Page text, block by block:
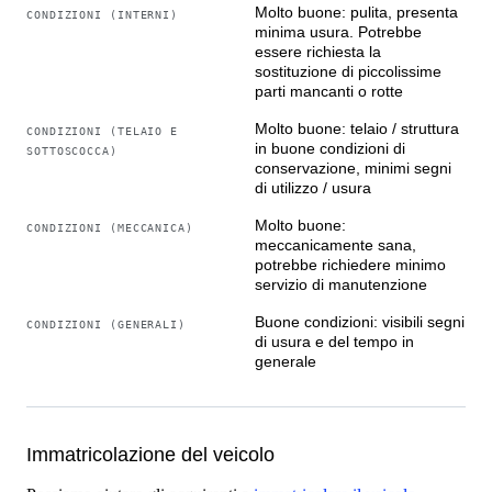
porte, cofano e bagagliaio si aprono e chiudono con
grande accuratezza. Ciò conferma sia gli standard
elevati che Alfredo Vignale imponeva agli artigiani delle
sue carrozzerie sia il fatto che l’auto sembra non sia mai
stata coinvolta in un incidente né abbia subito
riparazioni.
dritta, priva di ammaccature o graffi. Alcune cromature,
soprattutto sul paraurti posteriore, potrebbero essere
rielaborate; ho preferito lasciarle così per mantenere una
patina uniforme su tutte le parti. Le ruote sono dotate
delle rare e belle coppe ruota Ruspa, tutte in ottime
esistenti (i parabrezza scorrevole anteriori e le bocchette
CONDIZIONI (INTERNI)
Molto buone: pulita, presenta
minima usura. Potrebbe
essere richiesta la
sostituzione di piccolissime
parti mancanti o rotte
CONDIZIONI (TELAIO E
SOTTOSCOCCA)
Molto buone: telaio / struttura
in buone condizioni di
conservazione, minimi segni
di utilizzo / usura
CONDIZIONI (MECCANICA)
Molto buone:
meccanicamente sana,
potrebbe richiedere minimo
servizio di manutenzione
CONDIZIONI (GENERALI)
Buone condizioni: visibili segni
di usura e del tempo in
generale
Immatricolazione del veicolo